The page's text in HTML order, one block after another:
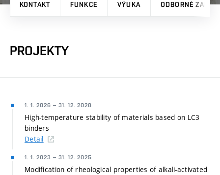
KONTAKT FUNKCE VÝUKA ODBORNÉ
PROJEKTY
1. 1. 2026 – 31. 12. 2028
High-temperature stability of materials based on LC3
binders
Detail
1. 1. 2023 – 31. 12. 2025
Modification of rheological properties of alkali-activated